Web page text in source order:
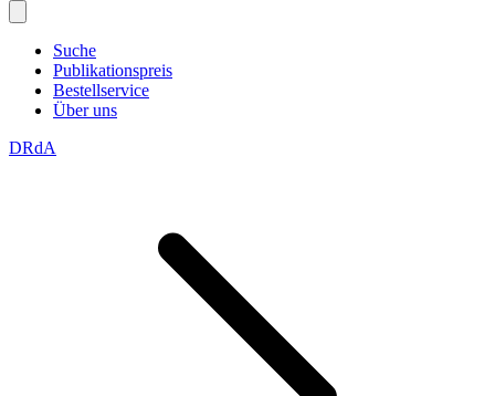
Suche
Publikationspreis
Bestellservice
Über uns
DRdA